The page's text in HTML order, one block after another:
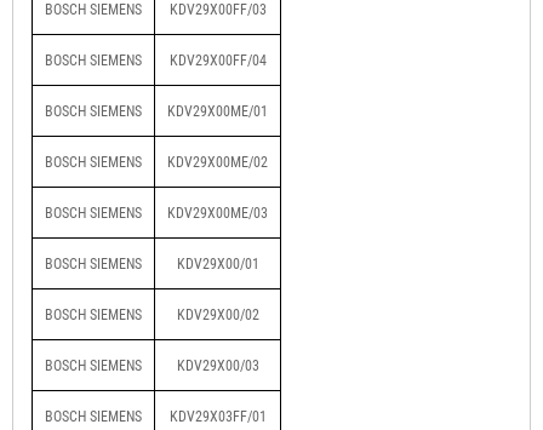
BOSCH SIEMENS KDV29X00FF/03
BOSCH SIEMENS KDV29X00FF/04
BOSCH SIEMENS KDV29X00ME/01
BOSCH SIEMENS KDV29X00ME/02
BOSCH SIEMENS KDV29X00ME/03
BOSCH SIEMENS KDV29X00/01
BOSCH SIEMENS KDV29X00/02
BOSCH SIEMENS KDV29X00/03
BOSCH SIEMENS KDV29X03FF/01